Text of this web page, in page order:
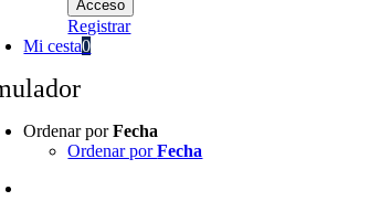
Registrar
Mi cesta0
Ordenar porFecha
Ordenar porFecha